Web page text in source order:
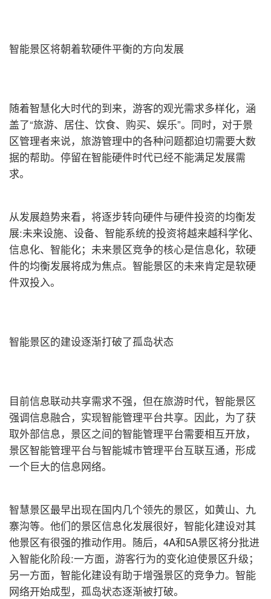
智能景区将朝着软硬件平衡的方向发展
随着智慧化大时代的到来，游客的观光需求多样化，涵
盖了“旅游、居住、饮食、购买、娱乐”。同时，对于景
区管理者来说，旅游管理中的各种问题都迫切需要大数
据的帮助。停留在智能硬件时代已经不能满足发展需
求。
从发展趋势来看，将逐步转向硬件与硬件投资的均衡发
展:未来设施、设备、智能系统的投资将越来越科学化、
信息化、智能化；未来景区竞争的核心是信息化，软硬
件的均衡发展将成为焦点。智能景区的未来肯定是软硬
件双投入。
智能景区的建设逐渐打破了孤岛状态
目前信息联动共享需求不强，但在旅游时代，智能景区
强调信息融合，实现智能管理平台共享。因此，为了获
取外部信息，景区之间的智能管理平台需要相互开放，
景区智能管理平台与智能城市管理平台互联互通，形成
一个巨大的信息网络。
智慧景区最早出现在国内几个领先的景区，如黄山、九
寨沟等。他们的景区信息化发展很好，智能化建设对其
他景区有很强的推动作用。随后，4A和5A景区将分批进
入智能化阶段:一方面，游客行为的变化迫使景区升级；
另一方面，智能化建设有助于增强景区的竞争力。智能
网络开始成型，孤岛状态逐渐被打破。